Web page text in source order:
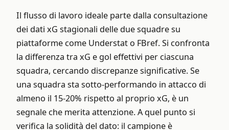
Il flusso di lavoro ideale parte dalla consultazione
dei dati xG stagionali delle due squadre su
piattaforme come Understat o FBref. Si confronta
la differenza tra xG e gol effettivi per ciascuna
squadra, cercando discrepanze significative. Se
una squadra sta sotto-performando in attacco di
almeno il 15-20% rispetto al proprio xG, è un
segnale che merita attenzione. A quel punto si
verifica la solidità del dato: il campione è